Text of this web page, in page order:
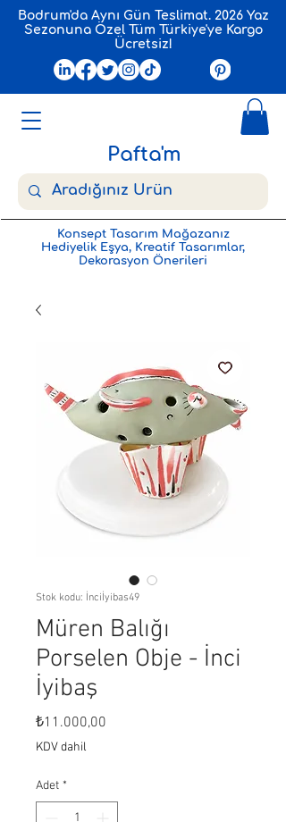
Pafta'm
Bodrum'da Aynı Gün Teslimat. 2026 Yaz
Sezonuna Özel Tüm Türkiye'ye Kargo
Ücretsiz!
Konsept Tasarım Mağazanız
Hediyelik Eşya, Kreatif Tasarımlar,
Dekorasyon Önerileri
Stok kodu: İnciİyibas49
Müren Balığı
Porselen Obje - İnci
İyibaş
₺11.000,00
KDV dahil
Adet *